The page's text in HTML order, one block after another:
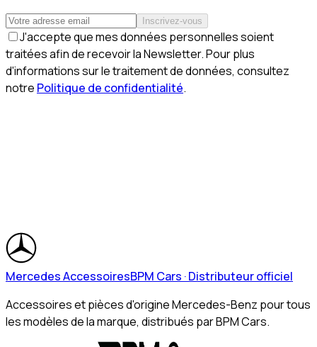
Inscrivez-vous
J'accepte que mes données personnelles soient
traitées afin de recevoir la Newsletter. Pour plus
d'informations sur le traitement de données, consultez
notre Politique de confidentialité.
Mercedes AccessoiresBPM Cars · Distributeur officiel
Accessoires et pièces d'origine Mercedes-Benz pour tous
les modèles de la marque, distribués par BPM Cars.